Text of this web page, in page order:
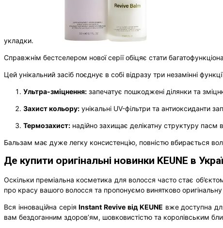
укладки.
Справжнім бестселером нової серії обіцяє стати
Цей унікальний засіб поєднує в собі відразу три незамінні
Ультра-зміцнення: запечатує пошкоджені ділянки та
Захист кольору: унікальні UV-фільтри та антиоксиданти
Термозахист: надійно захищає делікатну структуру пасм
Бальзам має дуже легку консистенцію, повністю вбирається
Де купити оригінальні новинки KEUNE в
Оскільки преміальна косметика для волосся часто стає
про красу вашого волосся та пропонуємо винятково
Вся інноваційна серіяInstant Revive від KEUNE вже доступна
вам бездоганним здоров’ям, шовковистістю та королівським